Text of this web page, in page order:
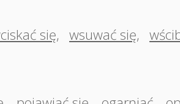
się, wsuwać się,